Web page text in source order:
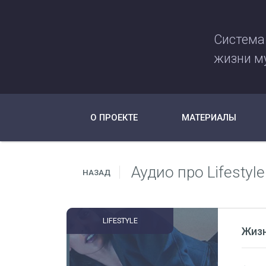
жизни
О ПРОЕКТЕ МАТЕРИАЛЫ
НАЗАД Аудио про Lifestyle
LIFESTYLE